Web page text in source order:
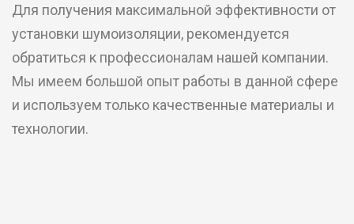
Для получения максимальной эффективности от
установки шумоизоляции, рекомендуется
обратиться к профессионалам нашей компании.
Мы имеем большой опыт работы в данной сфере
и используем только качественные материалы и
технологии.